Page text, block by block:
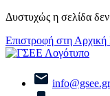
Δυστυχώς η σελίδα δεν
Επιστροφή στη Αρχική
info@gsee.gr